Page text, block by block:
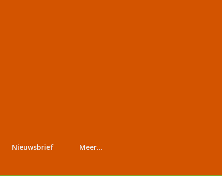
Nieuwsbrief Meer…